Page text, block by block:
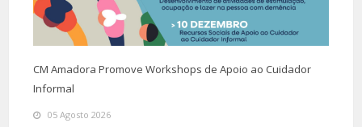
CM Amadora Promove Workshops de Apoio ao Cuidador
Informal
05 Agosto 2026